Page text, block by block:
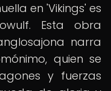
en 'Vikings' es
Esta obra
narra
quien se
y fuerzas